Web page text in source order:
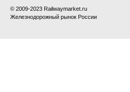
© 2009-2023 Railwaymarket.ru
Железнодорожный рынок России